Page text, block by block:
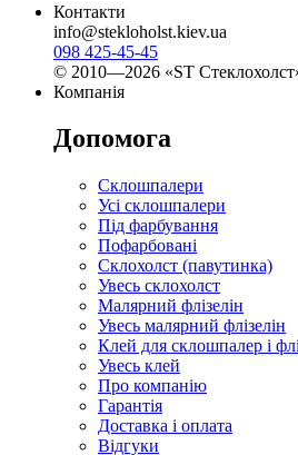
Контакти
info@stekloholst.kiev.ua
098 425-45-45
© 2010—2026 «ST
Компанія
Допомога
Склошпалери
Усі склошпалери
Під фарбування
Пофарбовані
Склохолст (павутинка)
Увесь склохолст
Малярний флізелін
Увесь малярний флізелін
Клей для склошпалер і
Увесь клей
Про компанію
Гарантія
Доставка і оплата
Відгуки